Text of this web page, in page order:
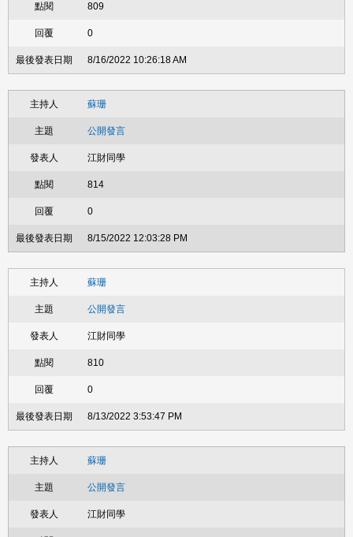
809
0
8/16/2022 10:26:18 AM
蘇珊
公開發言
江財同學
814
0
8/15/2022 12:03:28 PM
蘇珊
公開發言
江財同學
810
0
8/13/2022 3:53:47 PM
蘇珊
公開發言
江財同學